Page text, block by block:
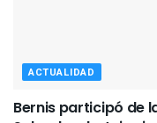
ACTUALIDAD
Bernis participó de